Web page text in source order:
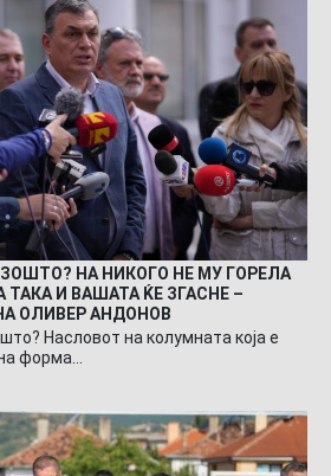
НА НИКОГО НЕ МУ ГОРЕЛА
ТАКА И ВАШАТА ЌЕ ЗГАСНЕ –
ОЛИВЕР АНДОНОВ
Насловот на колумната која е
форма…